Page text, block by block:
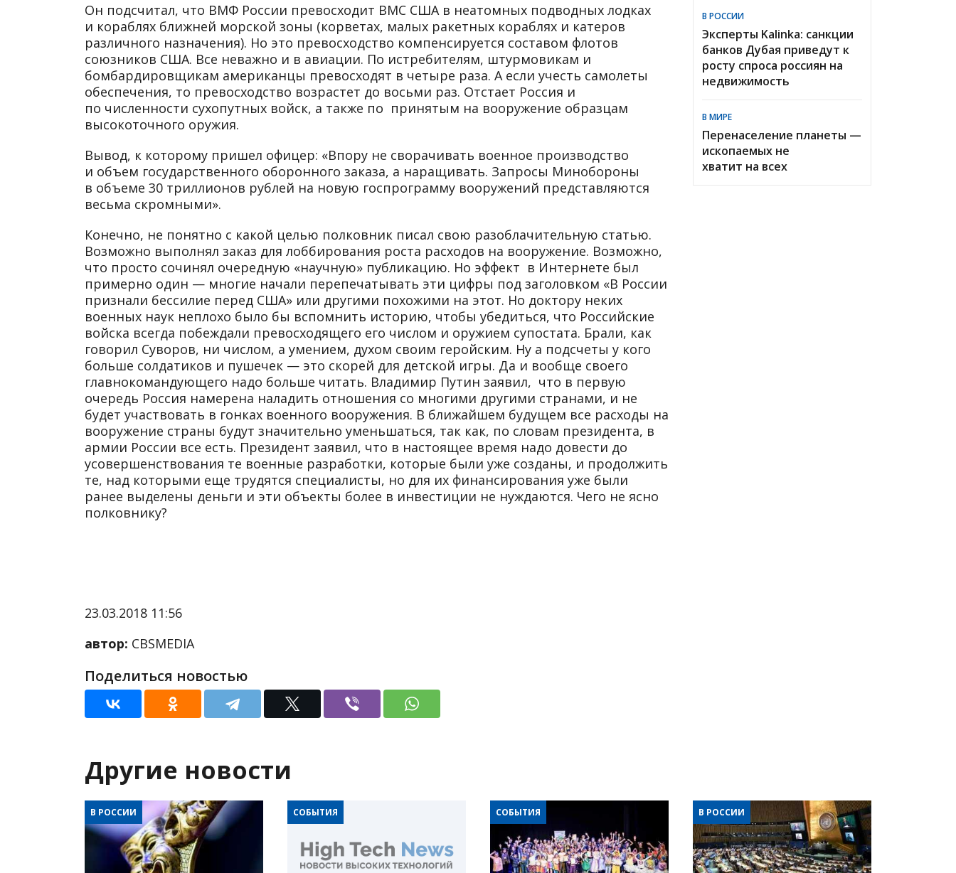
Он подсчитал, что ВМФ России превосходит ВМС США в неатомных подводных лодках
и кораблях ближней морской зоны (корветах, малых ракетных кораблях и катеров
различного назначения). Но это превосходство компенсируется составом флотов
союзников США. Все неважно и в авиации. По истребителям, штурмовикам и
бомбардировщикам американцы превосходят в четыре раза. А если учесть самолеты
обеспечения, то превосходство возрастет до восьми раз. Отстает Россия и
по численности сухопутных войск, а также по принятым на вооружение образцам
высокоточного оружия.
Вывод, к которому пришел офицер: «Впору не сворачивать военное производство
и объем государственного оборонного заказа, а наращивать. Запросы Минобороны
в объеме 30 триллионов рублей на новую госпрограмму вооружений представляются
весьма скромными».
Конечно, не понятно с какой целью полковник писал свою разоблачительную статью.
Возможно выполнял заказ для лоббирования роста расходов на вооружение. Возможно,
что просто сочинял очередную «научную» публикацию. Но эффект в Интернете был
примерно один — многие начали перепечатывать эти цифры под заголовком «В России
признали бессилие перед США» или другими похожими на этот. Но доктору неких
военных наук неплохо было бы вспомнить историю, чтобы убедиться, что Российские
войска всегда побеждали превосходящего его числом и оружием супостата. Брали, как
говорил Суворов, ни числом, а умением, духом своим геройским. Ну а подсчеты у кого
больше солдатиков и пушечек — это скорей для детской игры. Да и вообще своего
главнокомандующего надо больше читать. Владимир Путин заявил, что в первую
очередь Россия намерена наладить отношения со многими другими странами, и не
будет участвовать в гонках военного вооружения. В ближайшем будущем все расходы на
вооружение страны будут значительно уменьшаться, так как, по словам президента, в
армии России все есть. Президент заявил, что в настоящее время надо довести до
усовершенствования те военные разработки, которые были уже созданы, и продолжить
те, над которыми еще трудятся специалисты, но для их финансирования уже были
ранее выделены деньги и эти объекты более в инвестиции не нуждаются. Чего не ясно
полковнику?
23.03.2018 11:56
автор: CBSMEDIA
Поделиться новостью
В РОССИИ
Эксперты Kalinka: санкции
банков Дубая приведут к
росту спроса россиян на
недвижимость
В МИРЕ
Перенаселение планеты —
ископаемых не
хватит на всех
Другие новости
В РОССИИ СОБЫТИЯ СОБЫТИЯ В РОССИИ